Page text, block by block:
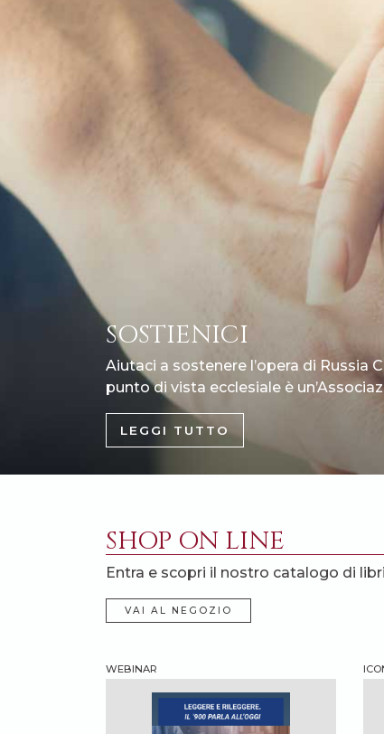
SOSTIENICI
Aiutaci a sostenere l’opera di Russia
punto di vista ecclesiale è
LEGGI TUTTO
SHOP ON LINE
Entra e scopri il nostro catalogo di
VAI AL NEGOZIO
WEBINAR